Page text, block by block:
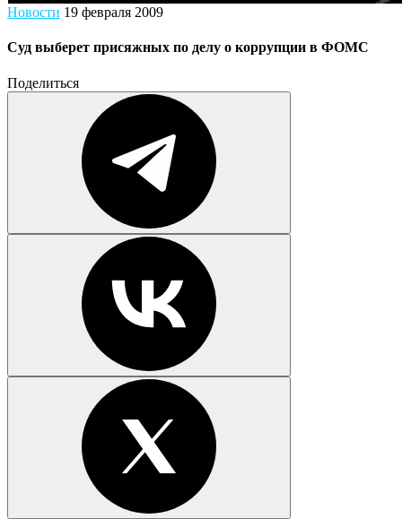
Новости 19 февраля 2009
Суд выберет присяжных по делу о коррупции в ФОМС
Поделиться